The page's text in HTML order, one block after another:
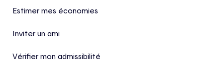
Estimer mes économies
Inviter un ami
Vérifier mon admissibilité